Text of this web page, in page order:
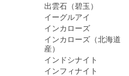
出雲石（碧玉）
イーグルアイ
インカローズ
インカローズ（北海道
産）
インドシナイト
インフィナイト